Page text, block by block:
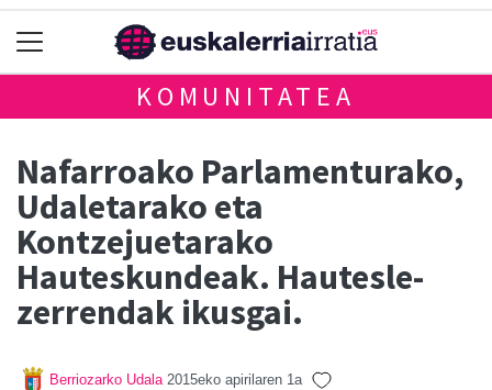
KOMUNITATEA
Nafarroako Parlamenturako,
Udaletarako eta
Kontzejuetarako
Hauteskundeak. Hautesle-
zerrendak ikusgai.
Berriozarko Udala 2015eko apirilaren 1a